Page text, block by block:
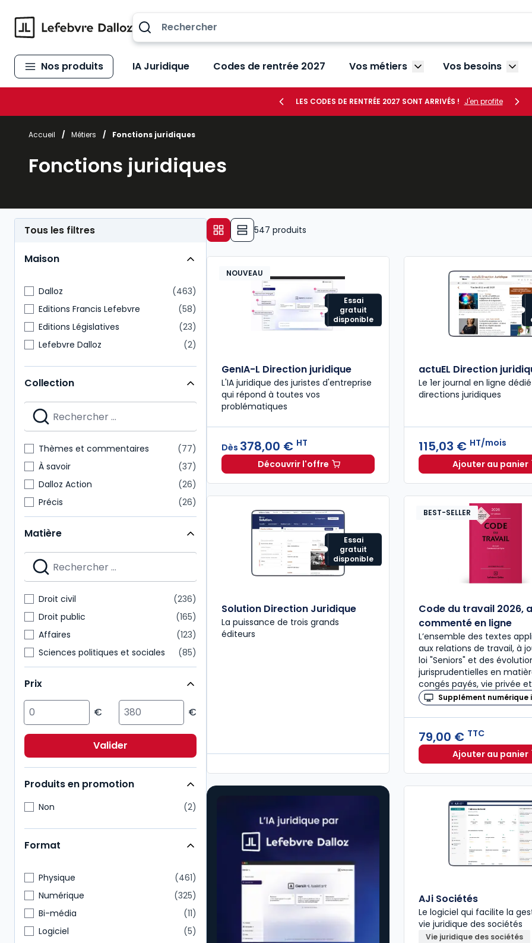
Nos produits IA Juridique Codes de rentrée 2027 Vos métiers Afficher le sous-menu
Vos besoins
LES CODES DE RENTRÉE 2027 SONT ARRIVÉS ! J'en profite
Accueil / Métiers / Fonctions juridiques
Fonctions juridiques
Tous les filtres
Maison
Dalloz
463
Editions Francis Lefebvre
58
Editions Législatives
23
Lefebvre Dalloz
2
Collection
Thèmes et commentaires
77
À savoir
37
Dalloz Action
26
Précis
26
Nouvelle Bibliothèque de Thèses
24
Codes Dalloz Universitaires et Pro
18
Hors collection Dalloz
17
Grands arrêts
Matière
Droit civil
236
Droit public
165
Affaires
123
Sciences politiques et sociales
85
International
72
Multimatières
72
57
Fiscal
43
Immobilier
35
Prix
Valider
Produits en promotion
Non 2
Format
Physique
461
Numérique
325
Bi-média
11
Logiciel
5
547 produits
Essai
gratuit
disponible
NOUVEAU
GenIA-L Direction juridique
L'IA juridique des juristes d'entreprise
qui répond à toutes vos
problématiques
Dès 378,00 € HT
Découvrir l'offreGenIA-L Direction juridique à partir deDès 378,00 €
actuEL Direction
Le 1er journal en ligne
directions juridiques
115,03 € HT/mois
Ajouter au panier
actuEL
Essai
gratuit
disponible
Solution Direction Juridique
La puissance de trois grands
éditeurs
BEST-SELLER
Code du travail 2026,
commenté en ligne
L’ensemble des textes
aux relations de travail, à
loi "Seniors" et des
jurisprudentielles en
congés payés, vie privée
Supplément numérique
79,00 € TTC
Ajouter au panier
Code
AJi Sociétés
Le logiciel qui facilite la
vie juridique des sociétés
Vie juridique des sociétés